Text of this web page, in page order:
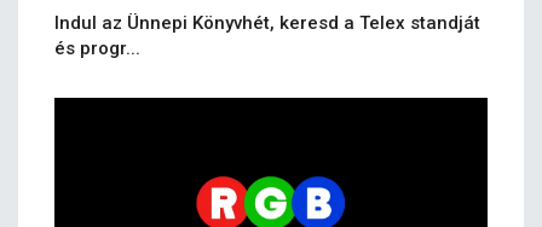
Indul az Ünnepi Könyvhét, keresd a Telex standját
és progr...